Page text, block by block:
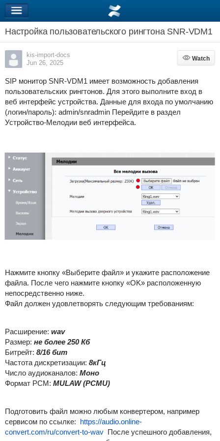
Настройка пользовательского рингтона SNR-VDM1
kis-import-docs
Jun 26, 2025
Watch
Watch
SIP монитор SNR-VDM1 имеет возможность добавления
пользовательских рингтонов. Для этого выполните вход в
веб интерфейс устройства. Данные для входа по умолчанию
(логин/пароль): admin/snradmin Перейдите в раздел
Устройство-Мелодии веб интерфейса.
Нажмите кнопку «Выберите файл» и укажите расположение
файла. После чего нажмите кнопку «OK» расположенную
непосредственно ниже.
Файл должен удовлетворять следующим требованиям:
Расширение: wav
Размер: не более 250 Кб
Битрейт: 8/16 бит
Частота дискретизации: 8кГц
Число аудиоканалов: Моно
Формат PCM: MULAW (PCMU)
Подготовить файл можно любым конвертером, например
сервисом по ссылке: https://audio.online-
convert.com/ru/convert-to-wavПосле успешного добавления,